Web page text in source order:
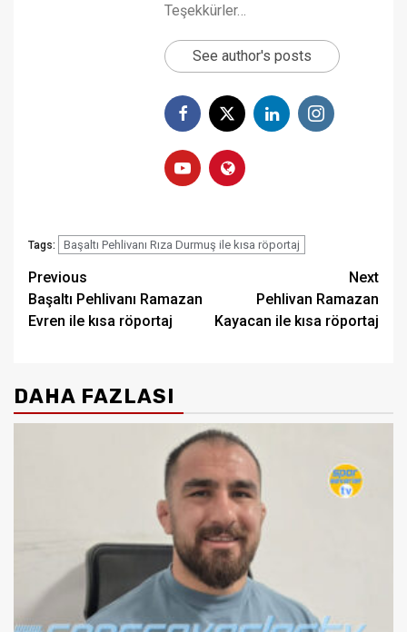
Teşekkürler…
See author's posts
Tags: Başaltı Pehlivanı Rıza Durmuş ile kısa röportaj
Post
navigation
Previous
Başaltı Pehlivanı Ramazan
Evren ile kısa röportaj
Next
Pehlivan Ramazan
Kayacan ile kısa röportaj
DAHA FAZLASI